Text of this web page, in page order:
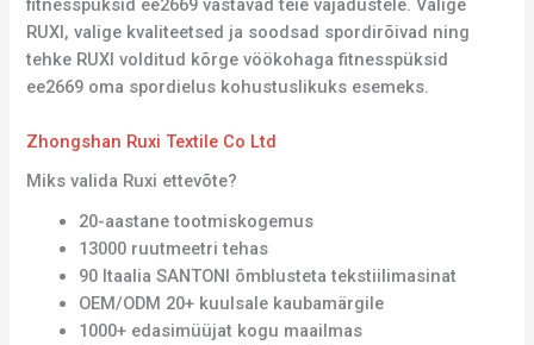
fitnesspüksid ee2669 vastavad teie vajadustele. Valige
RUXI, valige kvaliteetsed ja soodsad spordirõivad ning
tehke RUXI volditud kõrge vöökohaga fitnesspüksid
ee2669 oma spordielus kohustuslikuks esemeks.
Zhongshan Ruxi Textile Co Ltd
Miks valida Ruxi ettevõte?
20-aastane tootmiskogemus
13000 ruutmeetri tehas
90 Itaalia SANTONI õmblusteta tekstiilimasinat
OEM/ODM 20+ kuulsale kaubamärgile
1000+ edasimüüjat kogu maailmas